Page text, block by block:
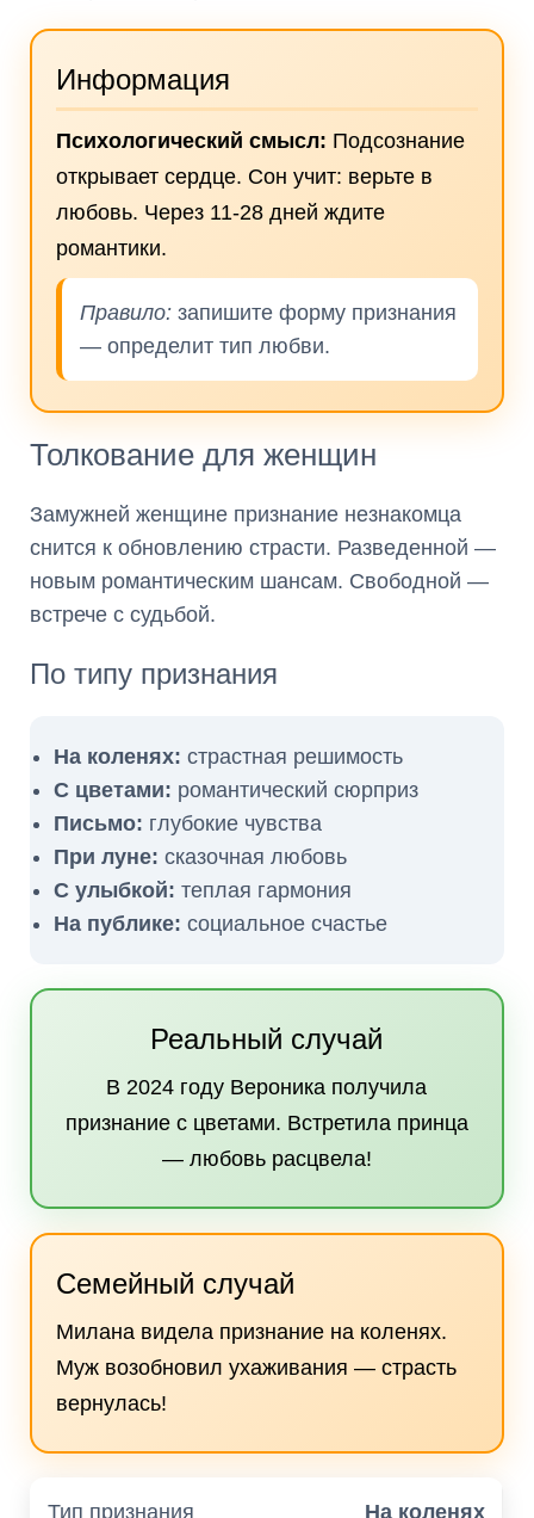
Информация
Психологический смысл: Подсознание
открывает сердце. Сон учит: верьте в
любовь. Через 11-28 дней ждите
романтики.
Правило: запишите форму признания
— определит тип любви.
Толкование для женщин
Замужней женщине признание незнакомца
снится к обновлению страсти. Разведенной —
новым романтическим шансам. Свободной —
встрече с судьбой.
По типу признания
На коленях: страстная решимость
С цветами: романтический сюрприз
Письмо: глубокие чувства
При луне: сказочная любовь
С улыбкой: теплая гармония
На публике: социальное счастье
Реальный случай
В 2024 году Вероника получила
признание с цветами. Встретила принца
— любовь расцвела!
Семейный случай
Милана видела признание на коленях.
Муж возобновил ухаживания — страсть
вернулась!
На коленях